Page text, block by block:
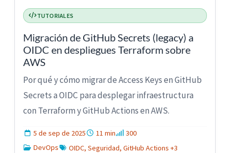
TUTORIALES
Migración de GitHub Secrets (legacy) a
OIDC en despliegues Terraform sobre
AWS
Por qué y cómo migrar de Access Keys en GitHub
Secrets a OIDC para desplegar infraestructura
con Terraform y GitHub Actions en AWS.
5 de sep de 2025 11 min
300
DevOps
OIDC, Seguridad, GitHub Actions +3